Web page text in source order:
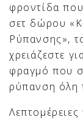
φροντίδα
σετ δώρου
Ρύπανσης»,
χρειάζεστε
φραγμό που
ρύπανση όλη